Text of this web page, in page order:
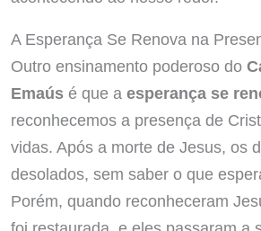
A Esperança Se Renova na
Outro ensinamento poderoso do
Emaúsé que a esperança se
reconhecemos a presença de
vidas. Após a morte de Jesus, os
desolados, sem saber o que
Porém, quando reconheceram